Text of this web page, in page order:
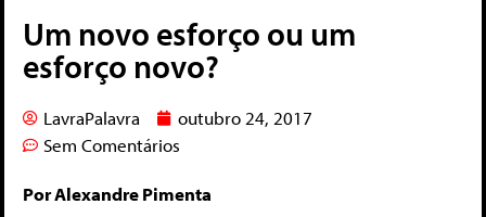
Um novo esforço ou um
esforço novo?
LavraPalavra
outubro 24, 2017
Sem Comentários
Por Alexandre Pimenta